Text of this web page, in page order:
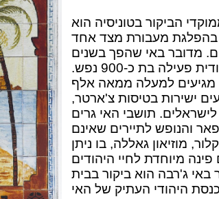
הביקור בטוניסיה הוא
בהפלגת מעבורת מצד אחד
מדובר באי שהפך בשנים
האחרונות לאי נופש ובו חיה קהילה יהודית פעילה בת כ-900 נפש.
אלף תושבים, מגיעים למעלה ממאה אלף
ישירות בטיסות צ'ארטר,
תושבי האי גרים
והנופש לתיירים שאינם
מוזיאון גאללה, בו ניתן
מיוחדת לחיי היהודים
באי ג'רבה הוא ביקור בבית